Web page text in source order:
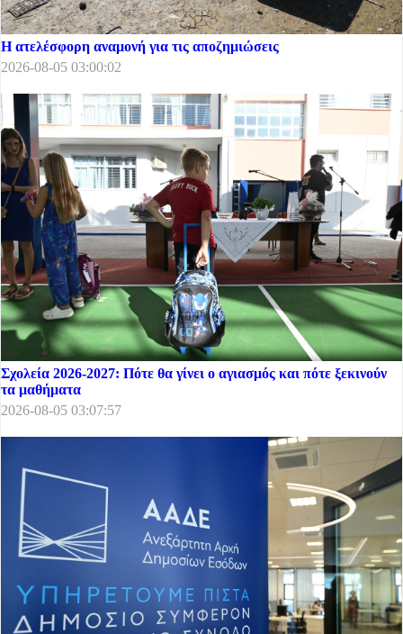
Η ατελέσφορη αναμονή για τις αποζημιώσεις
2026-08-05 03:00:02
Σχολεία 2026-2027: Πότε θα γίνει ο αγιασμός και πότε ξεκινούν
τα μαθήματα
2026-08-05 03:07:57